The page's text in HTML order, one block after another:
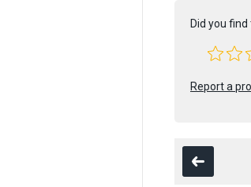
Did you
Report a